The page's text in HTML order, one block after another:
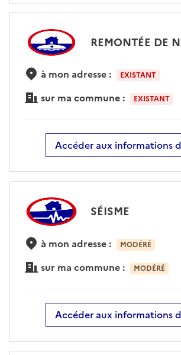
REMONTÉE DE
à mon adresse : EXISTANT
sur ma commune : EXISTANT
Accéder aux informations
SÉISME
à mon adresse : MODÉRÉ
sur ma commune : MODÉRÉ
Accéder aux informations